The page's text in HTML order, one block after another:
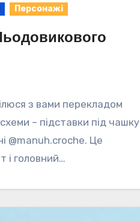
Персонажі
– підставки під чашку
@manuh.croche. Це
і головний…